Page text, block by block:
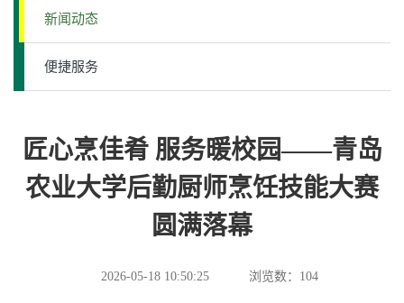
新闻动态
便捷服务
匠心烹佳肴 服务暖校园——青岛
农业大学后勤厨师烹饪技能大赛
圆满落幕
2026-05-18 10:50:25 浏览数： 104